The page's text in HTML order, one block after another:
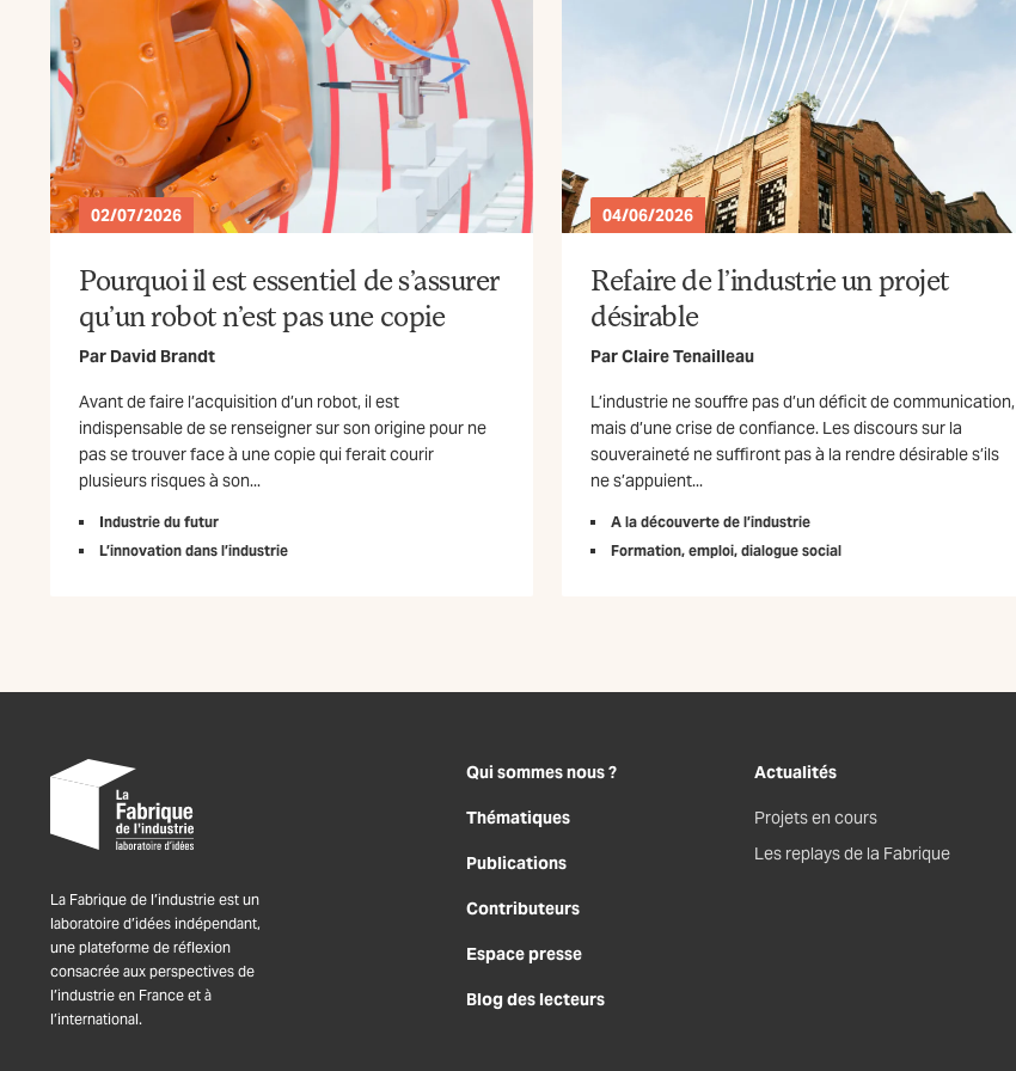
02/07/2026
Pourquoi il est essentiel de s’assurer
qu’un robot n’est pas une copie
Par David Brandt
Avant de faire l’acquisition d’un robot, il est
indispensable de se renseigner sur son origine pour ne
pas se trouver face à une copie qui ferait courir
plusieurs risques à son...
Industrie du futur
L’innovation dans l’industrie
04/06/2026
Refaire de l’industrie un projet
désirable
ParClaire Tenailleau
L’industrie ne souffre pas d’un déficit de communication,
mais d’une crise de confiance. Les discours sur la
souveraineté ne suffiront pas à la rendre désirable s’ils
ne s’appuient...
A la découverte de l’industrie
Formation, emploi, dialogue social
La Fabrique de l’industrie est un
laboratoire d’idées indépendant,
une plateforme de réflexion
consacrée aux perspectives de
l’industrie en France et à
l’international.
Qui sommes nous ?
Thématiques
Publications
Contributeurs
Espace presse
Blog des lecteurs
Actualités
Projets en cours
Les replays de la Fabrique